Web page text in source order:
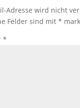
Adresse wird nicht
Felder sind mit *
*